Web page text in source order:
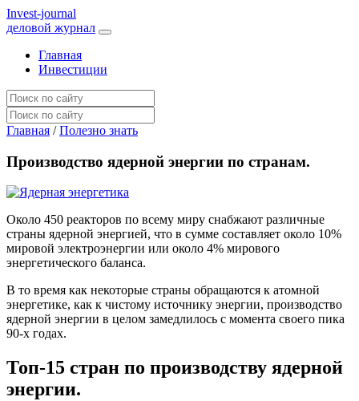
Invest-journal
деловой журнал
Главная
Инвестиции
Главная / Полезно знать
Производство ядерной энергии по странам.
Около 450 реакторов по всему миру снабжают различные
страны ядерной энергией, что в сумме составляет около 10%
мировой электроэнергии или около 4% мирового
энергетического баланса.
В то время как некоторые страны обращаются к атомной
энергетике, как к чистому источнику энергии, производство
ядерной энергии в целом замедлилось с момента своего пика
90-х годах.
Топ-15 стран по производству ядерной
энергии.